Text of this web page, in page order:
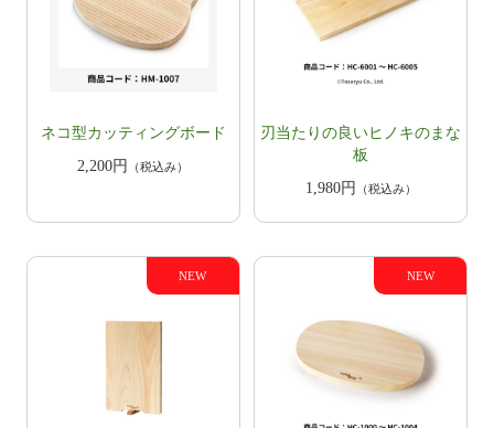
ネコ型カッティングボード
2,200円
（税込み）
刃当たりの良いヒノキのまな
板
1,980円
（税込み）